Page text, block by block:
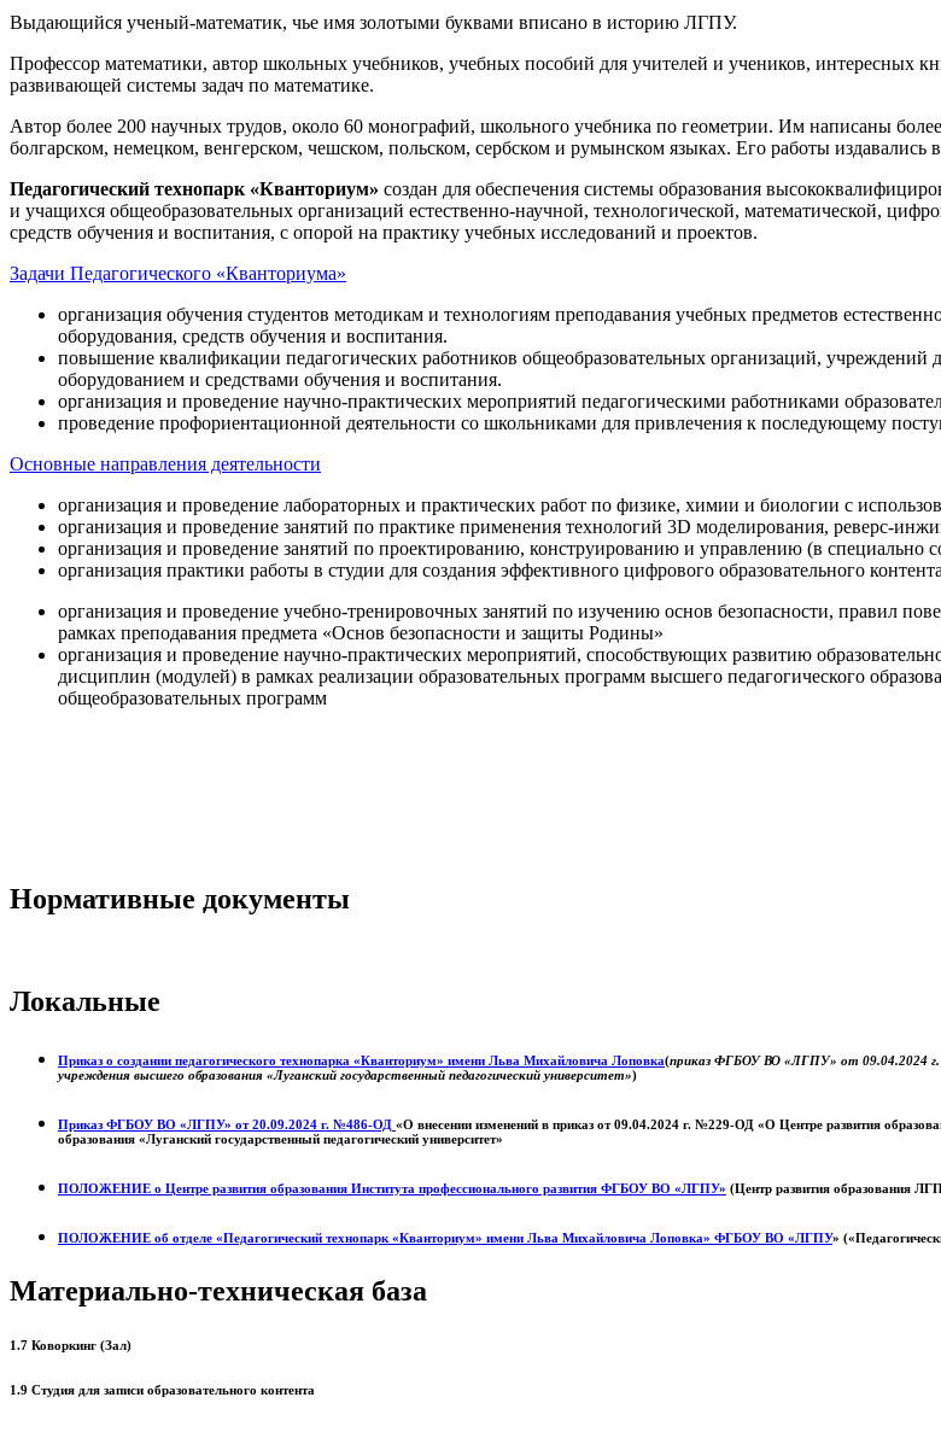
Выдающийся ученый-математик, чье имя золотыми буквами вписано в историю ЛГПУ.
Профессор математики, автор школьных учебников, учебных пособий для учителей и учеников, интересных
развивающей системы задач по математике.
Автор более 200 научных трудов, около 60 монографий, школьного учебника по геометрии. Им написаны
болгарском, немецком, венгерском, чешском, польском, сербском и румынском языках. Его работы
Педагогический технопарк «Кванториум» создан для обеспечения системы образования
и учащихся общеобразовательных организаций естественно-научной, технологической, математической,
средств обучения и воспитания, с опорой на практику учебных исследований и проектов.
Задачи Педагогического «Кванториума»
организация обучения студентов методикам и технологиям преподавания учебных предметов
оборудования, средств обучения и воспитания.
повышение квалификации педагогических работников общеобразовательных организаций,
оборудованием и средствами обучения и воспитания.
организация и проведение научно-практических мероприятий педагогическими работниками
проведение профориентационной деятельности со школьниками для привлечения к последующему
Основные направления деятельности
организация и проведение лабораторных и практических работ по физике, химии и биологии с
организация и проведение занятий по практике применения технологий 3D моделирования, реверс-
организация и проведение занятий по проектированию, конструированию и управлению (в
организация практики работы в студии для создания эффективного цифрового образовательного
организация и проведение учебно-тренировочных занятий по изучению основ безопасности, правил
рамках преподавания предмета «Основ безопасности и защиты Родины»
организация и проведение научно-практических мероприятий, способствующих развитию
дисциплин (модулей) в рамках реализации образовательных программ высшего педагогического
общеобразовательных программ
Нормативные документы
Локальные
Приказ о создании педагогического технопарка «Кванториум» имени Льва Михайловича Лоповка(приказ ФГБОУ ВО «ЛГПУ» от 09.04.2024 г.
учреждения высшего образования «Луганский государственный педагогический университет»)
Приказ ФГБОУ ВО «ЛГПУ» от 20.09.2024 г. №486-ОД «О внесении изменений в приказ от 09.04.2024 г. №229-ОД «О Центре развития
образования «Луганский государственный педагогический университет»
ПОЛОЖЕНИЕ о Центре развития образования Института профессионального развития ФГБОУ ВО «ЛГПУ» (Центр развития образования
ПОЛОЖЕНИЕ об отделе «Педагогический технопарк «Кванториум» имени Льва Михайловича Лоповка» ФГБОУ ВО «ЛГПУ»
Материально-техническая база
1.7 Коворкинг (Зал)
1.9 Студия для записи образовательного контента